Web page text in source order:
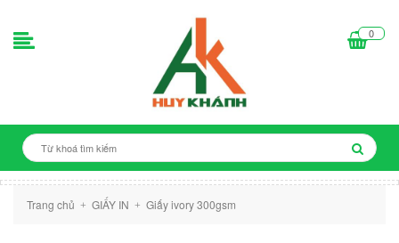
0
Trang chủ + GIẤY IN + Giấy ivory 300gsm